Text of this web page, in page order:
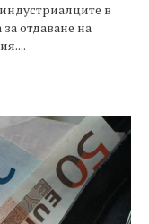
в
отдаване на